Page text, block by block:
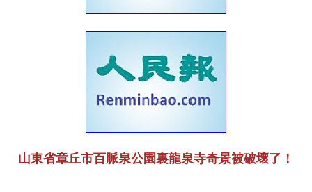
山東省章丘市百脈泉公園裏龍泉寺奇景被破壞了！